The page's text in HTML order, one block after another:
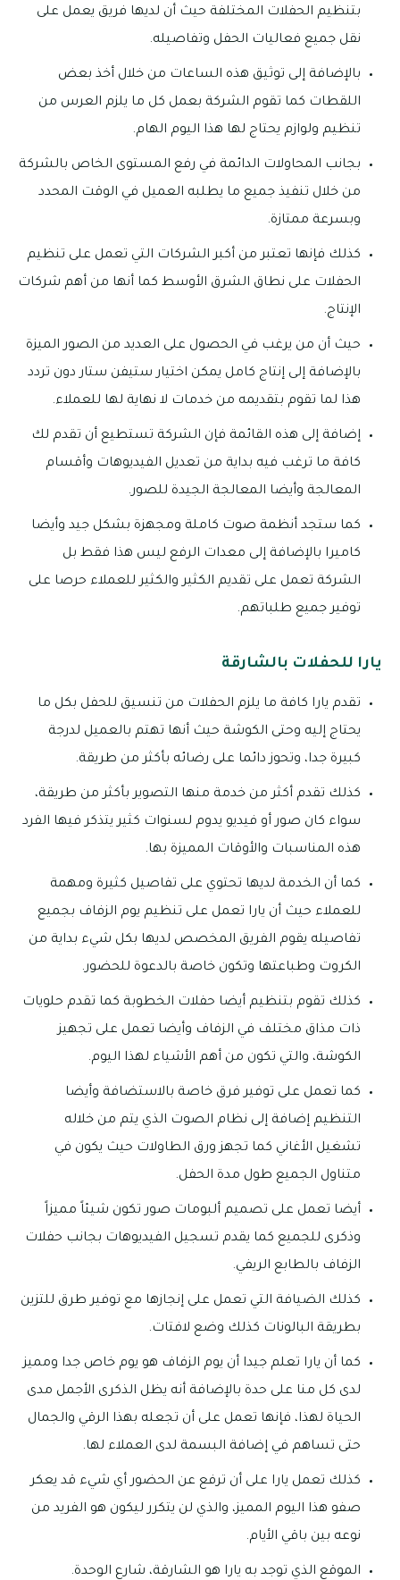
بتنظيم الحفلات المختلفة حيث أن لديها فريق يعمل على
نقل جميع فعاليات الحفل وتفاصيله.
بالإضافة إلى توثيق هذه الساعات من خلال أخذ بعض
اللقطات كما تقوم الشركة بعمل كل ما يلزم العرس من
تنظيم ولوازم يحتاج لها هذا اليوم الهام.
بجانب المحاولات الدائمة في رفع المستوى الخاص بالشركة
من خلال تنفيذ جميع ما يطلبه العميل في الوقت المحدد
وبسرعة ممتازة.
كذلك فإنها تعتبر من أكبر الشركات التي تعمل على تنظيم
الحفلات على نطاق الشرق الأوسط كما أنها من أهم شركات
الإنتاج.
حيث أن من يرغب في الحصول على العديد من الصور الميزة
بالإضافة إلى إنتاج كامل يمكن اختيار ستيفن ستار دون تردد
هذا لما تقوم بتقديمه من خدمات لا نهاية لها للعملاء.
إضافة إلى هذه القائمة فإن الشركة تستطيع أن تقدم لك
كافة ما ترغب فيه بداية من تعديل الفيديوهات وأقسام
المعالجة وأيضا المعالجة الجيدة للصور.
كما ستجد أنظمة صوت كاملة ومجهزة بشكل جيد وأيضا
كاميرا بالإضافة إلى معدات الرفع ليس هذا فقط بل
الشركة تعمل على تقديم الكثير والكثير للعملاء حرصا على
توفير جميع طلباتهم.
يارا للحفلات بالشارقة
تقدم يارا كافة ما يلزم الحفلات من تنسيق للحفل بكل ما
يحتاج إليه وحتى الكوشة حيث أنها تهتم بالعميل لدرجة
كبيرة جدا، وتحوز دائما على رضائه بأكثر من طريقة.
كذلك تقدم أكثر من خدمة منها التصوير بأكثر من طريقة،
سواء كان صور أو فيديو يدوم لسنوات كثير يتذكر فيها الفرد
هذه المناسبات والأوقات المميزة بها.
كما أن الخدمة لديها تحتوي على تفاصيل كثيرة ومهمة
للعملاء حيث أن يارا تعمل على تنظيم يوم الزفاف بجميع
تفاصيله يقوم الفريق المخصص لديها بكل شيء بداية من
الكروت وطباعتها وتكون خاصة بالدعوة للحضور.
كذلك تقوم بتنظيم أيضا حفلات الخطوبة كما تقدم حلويات
ذات مذاق مختلف في الزفاف وأيضا تعمل على تجهيز
الكوشة، والتي تكون من أهم الأشياء لهذا اليوم.
كما تعمل على توفير فرق خاصة بالاستضافة وأيضا
التنظيم إضافة إلى نظام الصوت الذي يتم من خلاله
تشغيل الأغاني كما تجهز ورق الطاولات حيث يكون في
متناول الجميع طول مدة الحفل.
أيضا تعمل على تصميم ألبومات صور تكون شيئاً مميزاً
وذكرى للجميع كما يقدم تسجيل الفيديوهات بجانب حفلات
الزفاف بالطابع الريفي.
كذلك الضيافة التي تعمل على إنجازها مع توفير طرق للتزين
بطريقة البالونات كذلك وضع لافتات.
كما أن يارا تعلم جيدا أن يوم الزفاف هو يوم خاص جدا ومميز
لدى كل منا على حدة بالإضافة أنه يظل الذكرى الأجمل مدى
الحياة لهذا، فإنها تعمل على أن تجعله بهذا الرقي والجمال
حتى تساهم في إضافة البسمة لدى العملاء لها.
كذلك تعمل يارا على أن ترفع عن الحضور أي شيء قد يعكر
صفو هذا اليوم المميز، والذي لن يتكرر ليكون هو الفريد من
نوعه بين باقي الأيام.
الموقع الذي توجد به يارا هو الشارقة، شارع الوحدة.